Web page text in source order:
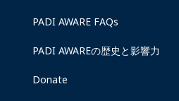
PADI AWARE FAQs
PADI AWAREの歴史と影響力
Donate